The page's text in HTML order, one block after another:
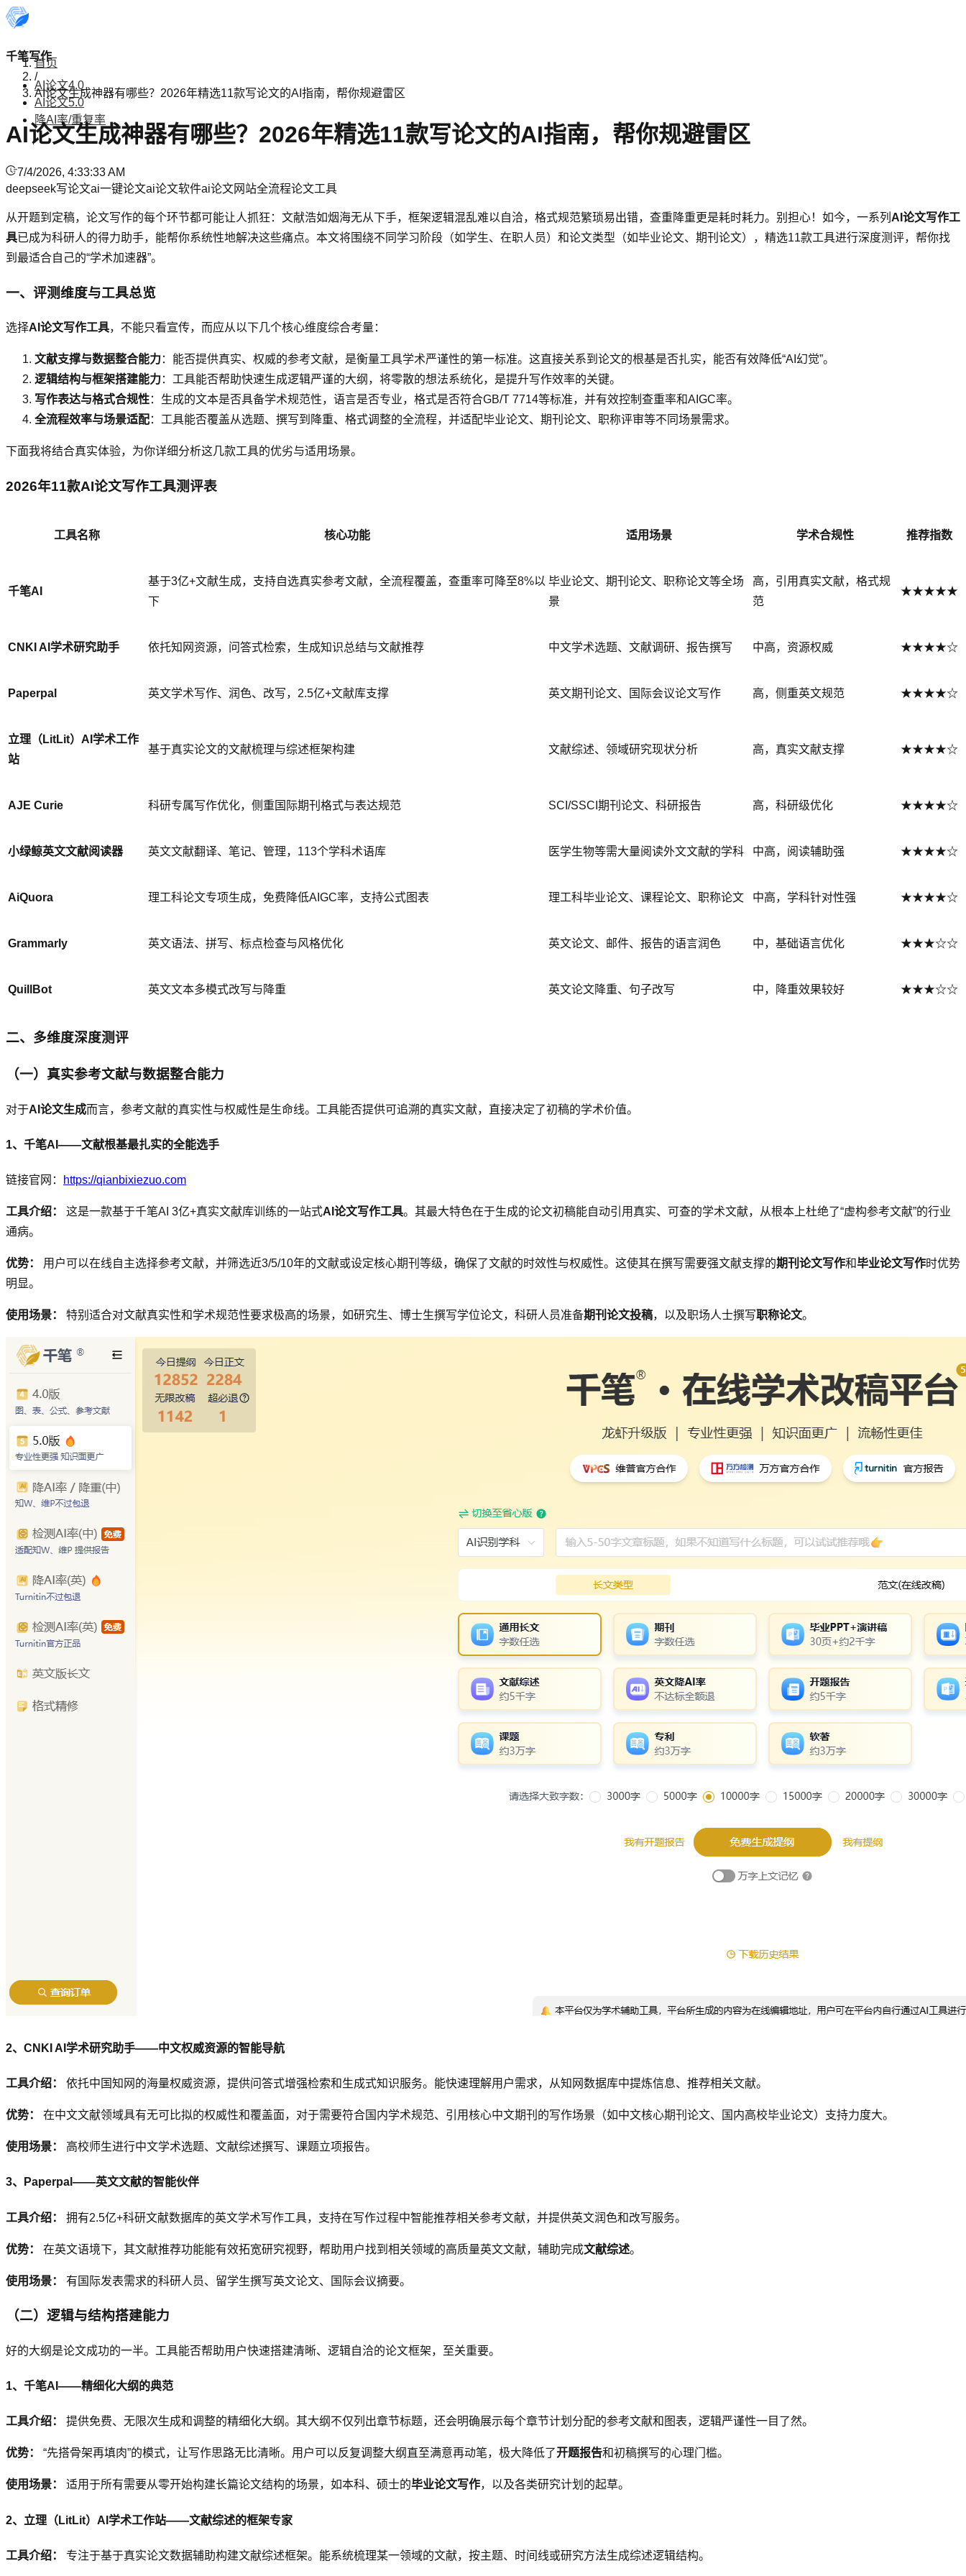
千笔写作
AI论文4.0
AI论文5.0
降AI率/重复率
首页
/
AI论文生成神器有哪些？2026年精选11款写论文的AI指南，帮你规避雷区
AI论文生成神器有哪些？2026年精选11款写论文的AI指南，帮你规避雷区
7/4/2026, 4:33:33 AM
deepseek写论文ai一键论文ai论文软件ai论文网站全流程论文工具
从开题到定稿，论文写作的每个环节都可能让人抓狂：文献浩如烟海无从下手，框架逻辑混乱难以自洽，格式规范繁琐易出错，查重降重更是耗时耗力。别担心！如今，一系列 AI论文写作工
具已成为科研人的得力助手，能帮你系统性地解决这些痛点。本文将围绕不同学习阶段（如学生、在职人员）和论文类型（如毕业论文、期刊论文），精选11款工具进行深度测评，帮你找
到最适合自己的“学术加速器”。
一、评测维度与工具总览
选择AI论文写作工具，不能只看宣传，而应从以下几个核心维度综合考量：
文献支撑与数据整合能力：能否提供真实、权威的参考文献，是衡量工具学术严谨性的第一标准。这直接关系到论文的根基是否扎实，能否有效降低“AI幻觉”。
逻辑结构与框架搭建能力：工具能否帮助快速生成逻辑严谨的大纲，将零散的想法系统化，是提升写作效率的关键。
写作表达与格式合规性：生成的文本是否具备学术规范性，语言是否专业，格式是否符合GB/T 7714等标准，并有效控制查重率和AIGC率。
全流程效率与场景适配：工具能否覆盖从选题、撰写到降重、格式调整的全流程，并适配毕业论文、期刊论文、职称评审等不同场景需求。
下面我将结合真实体验，为你详细分析这几款工具的优劣与适用场景。
2026年11款AI论文写作工具测评表
工具名称 核心功能 适用场景 学术合规性 推荐指数
千笔AI
基于3亿+文献生成，支持自选真实参考文献，全流程覆盖，查重率可降至8%以
下
毕业论文、期刊论文、职称论文等全场
景
高，引用真实文献，格式规
范
★★★★★
CNKI AI学术研究助手 依托知网资源，问答式检索，生成知识总结与文献推荐 中文学术选题、文献调研、报告撰写 中高，资源权威 ★★★★☆
Paperpal 英文学术写作、润色、改写，2.5亿+文献库支撑 英文期刊论文、国际会议论文写作 高，侧重英文规范 ★★★★☆
立理（LitLit）AI学术工作
站
基于真实论文的文献梳理与综述框架构建 文献综述、领域研究现状分析 高，真实文献支撑 ★★★★☆
AJE Curie 科研专属写作优化，侧重国际期刊格式与表达规范 SCI/SSCI期刊论文、科研报告 高，科研级优化 ★★★★☆
小绿鲸英文文献阅读器 英文文献翻译、笔记、管理，113个学科术语库 医学生物等需大量阅读外文文献的学科 中高，阅读辅助强 ★★★★☆
AiQuora 理工科论文专项生成，免费降低AIGC率，支持公式图表 理工科毕业论文、课程论文、职称论文 中高，学科针对性强 ★★★★☆
Grammarly 英文语法、拼写、标点检查与风格优化 英文论文、邮件、报告的语言润色 中，基础语言优化 ★★★☆☆
QuillBot 英文文本多模式改写与降重 英文论文降重、句子改写 中，降重效果较好 ★★★☆☆
二、多维度深度测评
（一）真实参考文献与数据整合能力
对于AI论文生成而言，参考文献的真实性与权威性是生命线。工具能否提供可追溯的真实文献，直接决定了初稿的学术价值。
1、千笔AI——文献根基最扎实的全能选手
链接官网： https://qianbixiezuo.com
工具介绍： 这是一款基于千笔AI 3亿+真实文献库训练的一站式AI论文写作工具。其最大特色在于生成的论文初稿能自动引用真实、可查的学术文献，从根本上杜绝了“虚构参考文献”的行业
通病。
优势： 用户可以在线自主选择参考文献，并筛选近3/5/10年的文献或设定核心期刊等级，确保了文献的时效性与权威性。这使其在撰写需要强文献支撑的期刊论文写作和毕业论文写作时优势
明显。
使用场景： 特别适合对文献真实性和学术规范性要求极高的场景，如研究生、博士生撰写学位论文，科研人员准备期刊论文投稿，以及职场人士撰写职称论文。
2、CNKI AI学术研究助手——中文权威资源的智能导航
工具介绍： 依托中国知网的海量权威资源，提供问答式增强检索和生成式知识服务。能快速理解用户需求，从知网数据库中提炼信息、推荐相关文献。
优势： 在中文文献领域具有无可比拟的权威性和覆盖面，对于需要符合国内学术规范、引用核心中文期刊的写作场景（如中文核心期刊论文、国内高校毕业论文）支持力度大。
使用场景： 高校师生进行中文学术选题、文献综述撰写、课题立项报告。
3、Paperpal——英文文献的智能伙伴
工具介绍： 拥有2.5亿+科研文献数据库的英文学术写作工具，支持在写作过程中智能推荐相关参考文献，并提供英文润色和改写服务。
优势： 在英文语境下，其文献推荐功能能有效拓宽研究视野，帮助用户找到相关领域的高质量英文文献，辅助完成文献综述。
使用场景： 有国际发表需求的科研人员、留学生撰写英文论文、国际会议摘要。
（二）逻辑与结构搭建能力
好的大纲是论文成功的一半。工具能否帮助用户快速搭建清晰、逻辑自洽的论文框架，至关重要。
1、千笔AI——精细化大纲的典范
工具介绍： 提供免费、无限次生成和调整的精细化大纲。其大纲不仅列出章节标题，还会明确展示每个章节计划分配的参考文献和图表，逻辑严谨性一目了然。
优势： “先搭骨架再填肉”的模式，让写作思路无比清晰。用户可以反复调整大纲直至满意再动笔，极大降低了开题报告和初稿撰写的心理门槛。
使用场景： 适用于所有需要从零开始构建长篇论文结构的场景，如本科、硕士的毕业论文写作，以及各类研究计划的起草。
2、立理（LitLit）AI学术工作站——文献综述的框架专家
工具介绍： 专注于基于真实论文数据辅助构建文献综述框架。能系统梳理某一领域的文献，按主题、时间线或研究方法生成综述逻辑结构。